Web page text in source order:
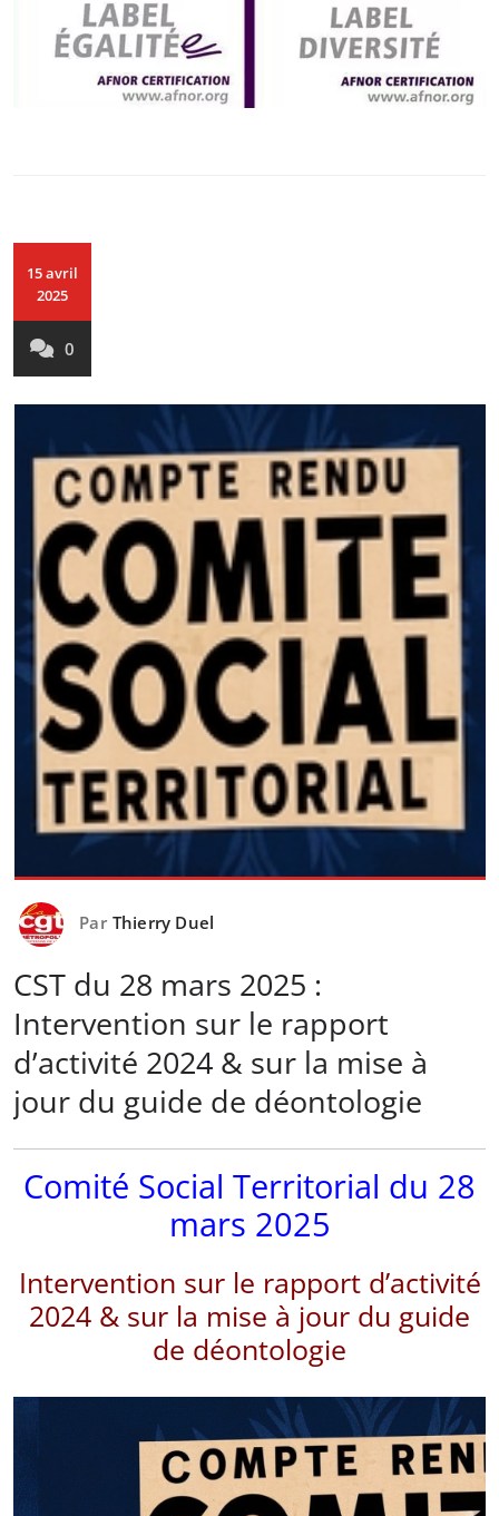
15 avril
2025
0
Par Thierry Duel
CST du 28 mars 2025 :
Intervention sur le rapport
d’activité 2024 & sur la mise à
jour du guide de déontologie
Comité Social Territorial du 28
mars 2025
Intervention sur le rapport d’activité
2024 & sur la mise à jour du guide
de déontologie